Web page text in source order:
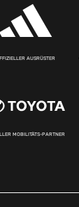
AUSRÜSTER
MOBILITÄTS-PARTNER